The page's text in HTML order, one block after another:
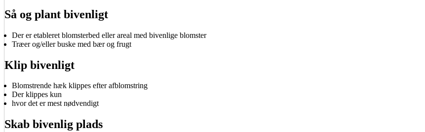
Så og plant bivenligt
Der er etableret blomsterbed eller areal med bivenlige blomster
Træer og/eller buske med bær og frugt
Klip bivenligt
Blomstrende hæk klippes efter afblomstring
Der klippes kun
hvor det er mest nødvendigt
Skab bivenlig plads